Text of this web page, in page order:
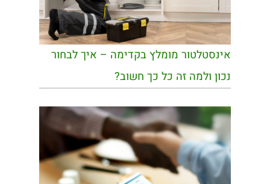
אינסטלטור מומלץ בקדימה – איך לבחור
נכון ולמה זה כל כך חשוב?